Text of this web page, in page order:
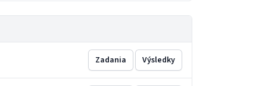
Zadania Výsledky